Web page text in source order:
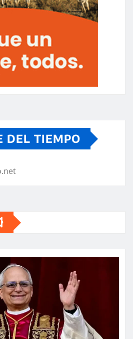
DEL TIEMPO